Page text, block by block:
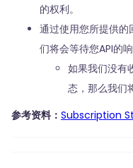
的权利。
通过使用您所提供的
们将会等待您API的响
如果我们没有
态，那么我们
参考资料： Subscription